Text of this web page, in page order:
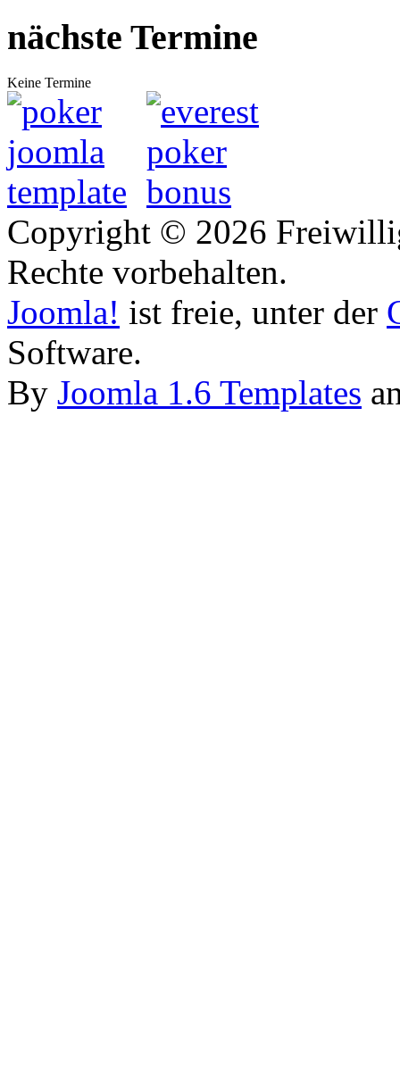
nächste Termine
Keine Termine
Copyright © 2026
Rechte vorbehalten.
Joomla! ist freie, unter der
Software.
By Joomla 1.6 Templates